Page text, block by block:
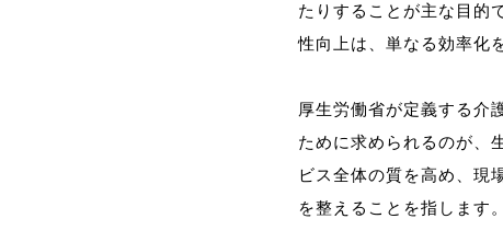
たりすることが主な目的
性向上は、単なる効率化
厚生労働省が定義する介
ために求められるのが、
ビス全体の質を高め、現
を整えることを指します。